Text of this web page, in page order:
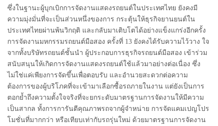
ซึ่งในฐานะผู้บุกเบิกการจัดงานแสดงรถยนต์ในประเทศไทย ยังคงมี
ความมุ่งมั่นที่จะเป็นส่วนหนึ่งของการ กระตุ้นให้ธุรกิจยานยนต์ใน
ประเทศไทยผ่านพ้นวิกฤติ และกลับมาเติบโตได้อย่างแข็งแกร่งอีกครั้ง
การจัดงานมหกรรมรถยนต์มือสอง ครั้งที่ 13 ยังคงได้รับความไว้วาง ใจ
จากทั้งบริษัทรถยนต์ชั้นนำ ผู้ประกอบการธุรกิจรถยนต์มือสอง เข้าร่วม
สนับสนุนให้เกิดการจัดงานแสดงรถยนต์ใช้แล้วมาอย่างต่อเนื่อง ซึ่ง
ไม่ใช่แค่เพียงการจัดขึ้นเพื่อตอบรับ และอำนวยสะดวกต่อความ
ต้องการของผู้บริโภคที่จะเข้ามาเลือกซื้อรถภายในงาน แต่ยังเป็นการ
ตอกย้ำถึงความตั้งใจจริงที่จะยกระดับมาตรฐานการจัดงานให้มีความ
เป็นสากล ทั้งการการันตีคุณภาพรถจากผู้จำหน่าย การจัดแคมเปญโปร
โมชั่นที่มากกว่า หรือเทียบเท่ากับรถรุ่นใหม่ ด้วยมาตรฐานการจัดงาน